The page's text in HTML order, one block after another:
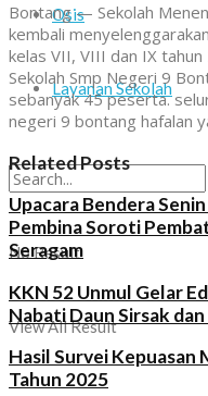
Osis
Layanan Sekolah
No Result
View All Result
Bontang — Sekolah
kembali
kelas VII, VIII dan IX
Sekolah Smp Negeri 9
sebanyak 45 peserta.
negeri 9 bontang hafalan
Related Posts
Upacara Bendera
Pembina Soroti
Seragam
KKN 52 Unmul Gelar
Nabati Daun Sirsak
Hasil Survei Kepuasan
Tahun 2025